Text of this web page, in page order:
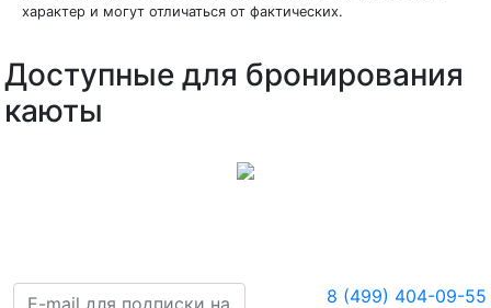
характер и могут отличаться от фактических.
Доступные для бронирования
каюты
8 (499) 404-09-55